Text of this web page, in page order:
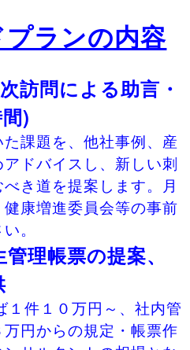
ランの内容
訪問による助言・
)
課題を、他社事例、産
ドバイスし、新しい刺
き道を提案します。月
康増進委員会等の事前
。
理帳票の提案、
件１０万円～、社内管
円からの規定・帳票作